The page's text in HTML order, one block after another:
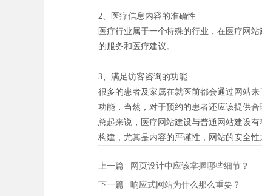
2、医疗信息内容的准确性
医疗行业属于一个特殊的行业，在医疗网
的服务和医疗建议。
3、满足访客咨询的功能
很多的患者及家属在就医前都会通过网站
功能，当然，对于预约的患者还应该提供合
总起来说，医疗网站建设与普通网站建设
构建，尤其是内容的严谨性，网站的安全性
上一篇 | 网页设计中应该掌握哪些细节？
下一篇 | 响应式网站为什么那么重要？